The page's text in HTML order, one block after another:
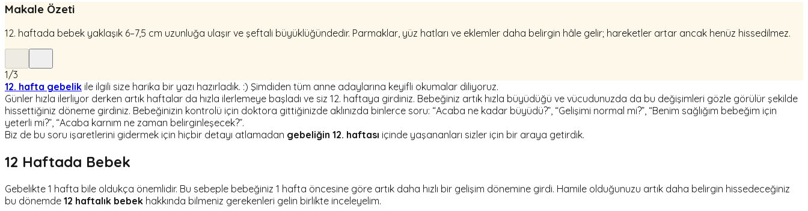
Makale Özeti
12. haftada bebek yaklaşık 6–7,5 cm uzunluğa ulaşır ve şeftali büyüklüğündedir. Parmaklar, yüz hatları ve eklemler daha belirgin hâle gelir; hareketler artar ancak henüz hissedilmez.
1/3
12. hafta gebelik ile ilgili size harika bir yazı hazırladık. :) Şimdiden tüm anne adaylarına keyifli okumalar diliyoruz.
Günler hızla ilerliyor derken artık haftalar da hızla ilerlemeye başladı ve siz 12. haftaya girdiniz. Bebeğiniz artık hızla büyüdüğü ve vücudunuzda da bu değişimleri gözle görülür şekilde
hissettiğiniz döneme girdiniz. Bebeğinizin kontrolü için doktora gittiğinizde aklınızda binlerce soru: “Acaba ne kadar büyüdü?”, “Gelişimi normal mi?”, “Benim sağlığım bebeğim için
yeterli mi?”, “Acaba karnım ne zaman belirginleşecek?”.
Biz de bu soru işaretlerini gidermek için hiçbir detayı atlamadan gebeliğin 12. haftası içinde yaşananları sizler için bir araya getirdik.
12 Haftada Bebek
Gebelikte 1 hafta bile oldukça önemlidir. Bu sebeple bebeğiniz 1 hafta öncesine göre artık daha hızlı bir gelişim dönemine girdi. Hamile olduğunuzu artık daha belirgin hissedeceğiniz
bu dönemde 12 haftalık bebek hakkında bilmeniz gerekenleri gelin birlikte inceleyelim.